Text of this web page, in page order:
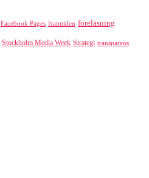
Facebook Pages framtiden föreläsning
Stockholm Media Week Strategi transparens